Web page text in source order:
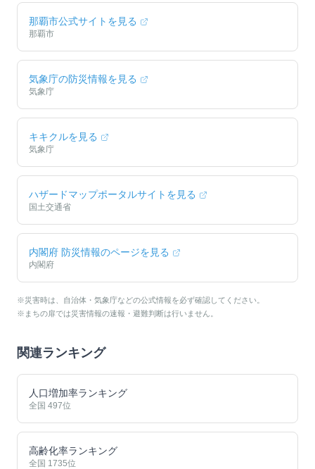
那覇市公式サイトを見る
那覇市
気象庁の防災情報を見る
気象庁
キキクルを見る
気象庁
ハザードマップポータルサイトを見る
国土交通省
内閣府 防災情報のページを見る
内閣府
※災害時は、自治体・気象庁などの公式情報を必ず確認してください。
※まちの扉では災害情報の速報・避難判断は行いません。
関連ランキング
人口増加率ランキング
全国 497位
高齢化率ランキング
全国 1735位